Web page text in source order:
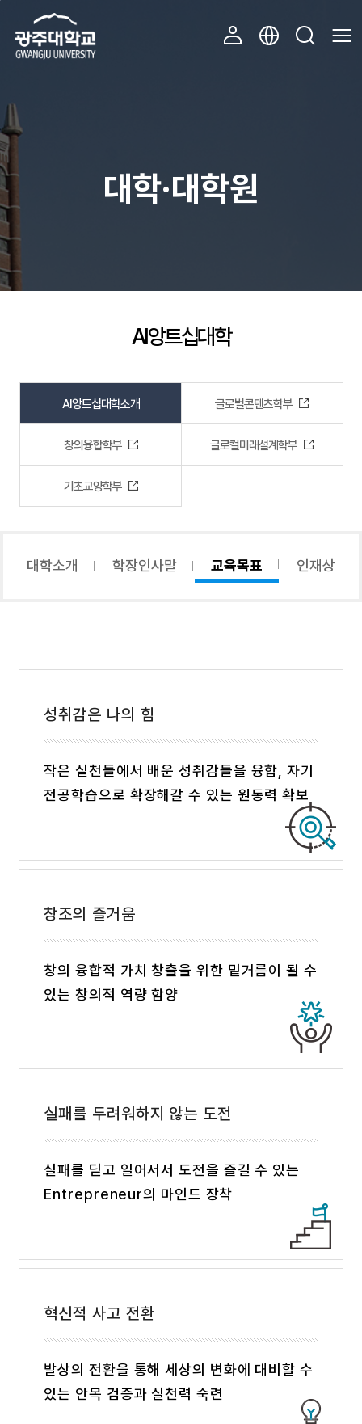
대학·대학원
AI앙트십대학
AI앙트십대학소개 글로벌콘텐츠학부
창의융합학부 글로컬미래설계학부
기초교양학부
대학소개 학장인사말 교육목표 인재상
성취감은 나의 힘
작은 실천들에서 배운 성취감들을 융합, 자기
전공학습으로 확장해갈 수 있는 원동력 확보
창조의 즐거움
창의 융합적 가치 창출을 위한 밑거름이 될 수
있는 창의적 역량 함양
실패를 두려워하지 않는 도전
실패를 딛고 일어서서 도전을 즐길 수 있는
Entrepreneur의 마인드 장착
혁신적 사고 전환
발상의 전환을 통해 세상의 변화에 대비할 수
있는 안목 검증과 실천력 숙련